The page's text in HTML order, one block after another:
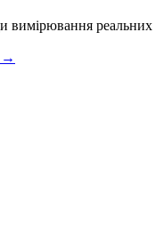
вимірювання реальних
→